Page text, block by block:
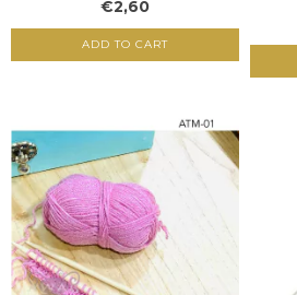
€2,60
ADD TO CART